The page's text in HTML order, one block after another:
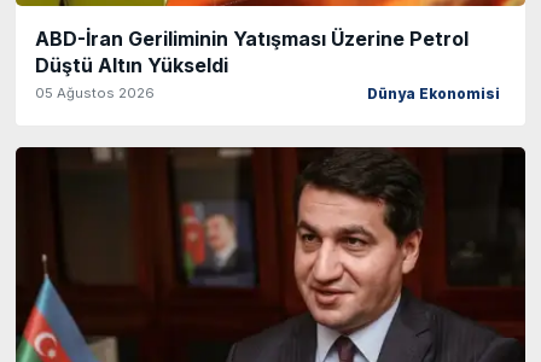
ABD-İran Geriliminin Yatışması Üzerine Petrol
Düştü Altın Yükseldi
05 Ağustos 2026 Dünya Ekonomisi